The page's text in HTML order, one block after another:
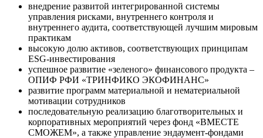
внедрение развитой интегрированной системы
управления рисками, внутреннего контроля и
внутреннего аудита, соответствующей лучшим мировым
практикам
высокую долю активов, соответствующих принципам
ESG-инвестирования
успешное развитие «зеленого» финансового продукта –
ОПИФ РФИ «ТРИНФИКО ЭКОФИНАНС»
развитие программ материальной и нематериальной
мотивации сотрудников
последовательную реализацию благотворительных и
корпоративных мероприятий через фонд «ВМЕСТЕ
СМОЖЕМ», а также управление эндаумент-фондами